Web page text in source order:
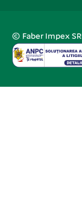
© Faber Impex